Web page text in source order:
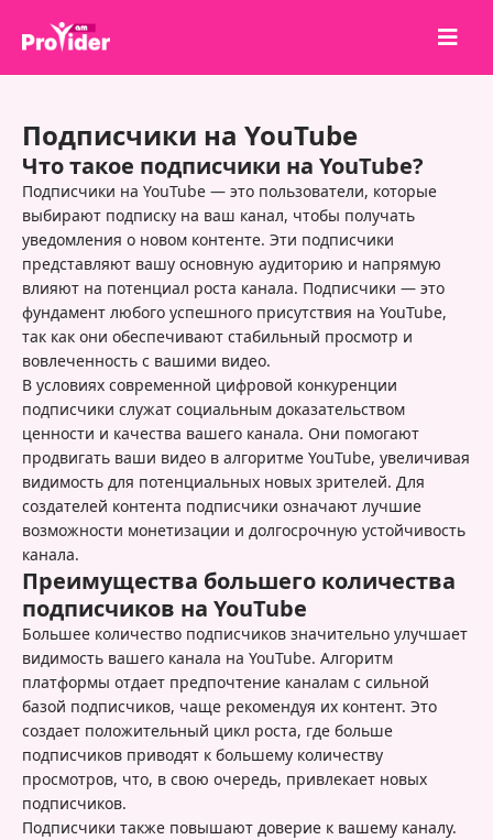
О нас
Войти
Регистрация
Услуги
API
Условия
Блог
Подписчики на YouTube
Что такое подписчики на YouTube?
Подписчики на YouTube — это пользователи, которые
выбирают подписку на ваш канал, чтобы получать
уведомления о новом контенте. Эти подписчики
представляют вашу основную аудиторию и напрямую
влияют на потенциал роста канала. Подписчики — это
фундамент любого успешного присутствия на YouTube,
так как они обеспечивают стабильный просмотр и
вовлеченность с вашими видео.
В условиях современной цифровой конкуренции
подписчики служат социальным доказательством
ценности и качества вашего канала. Они помогают
продвигать ваши видео в алгоритме YouTube, увеличивая
видимость для потенциальных новых зрителей. Для
создателей контента подписчики означают лучшие
возможности монетизации и долгосрочную устойчивость
канала.
Преимущества большего количества
подписчиков на YouTube
Большее количество подписчиков значительно улучшает
видимость вашего канала на YouTube. Алгоритм
платформы отдает предпочтение каналам с сильной
базой подписчиков, чаще рекомендуя их контент. Это
создает положительный цикл роста, где больше
подписчиков приводят к большему количеству
просмотров, что, в свою очередь, привлекает новых
подписчиков.
Подписчики также повышают доверие к вашему каналу.